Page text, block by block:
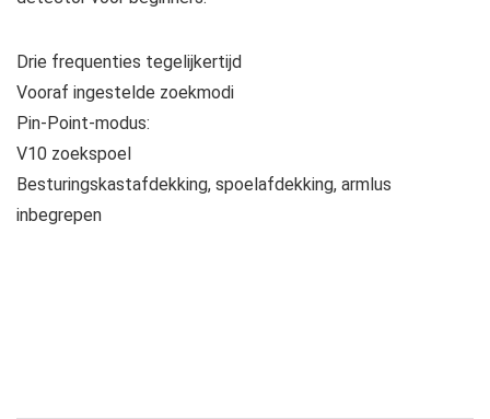
Drie frequenties tegelijkertijd
Vooraf ingestelde zoekmodi
Pin-Point-modus:
V10 zoekspoel
Besturingskastafdekking, spoelafdekking, armlus
inbegrepen